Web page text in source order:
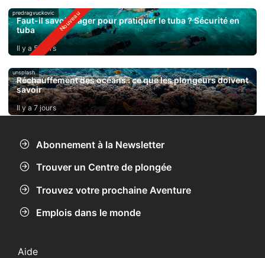
predragvuckovic
Faut-il savoir nager pour pratiquer le tuba ? Sécurité en
tuba
Il y a 5 jours
unsplash
Réchauffement des océans : ce que les plongeurs doivent
savoir
Il y a 7 jours
Abonnement à la Newsletter
Trouver un Centre de plongée
Trouvez votre prochaine Aventure
Emplois dans le monde
Aide